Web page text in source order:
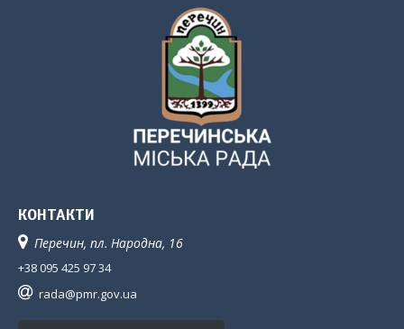
КОНТАКТИ
Перечин, пл. Народна, 16
+38 095 425 97 34
rada@pmr.gov.ua